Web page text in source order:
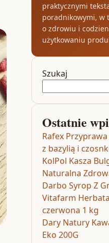
praktycznymi
poradnikowymi, w
o zdrowiu i
użytkowaniu
Szukaj
Ostatnie
Rafex
z bazylią i
KolPol Kasza
Naturalna
Darbo Syrop Z
Vitafarm
czerwona 1 kg
Dary Natury
Eko 200G